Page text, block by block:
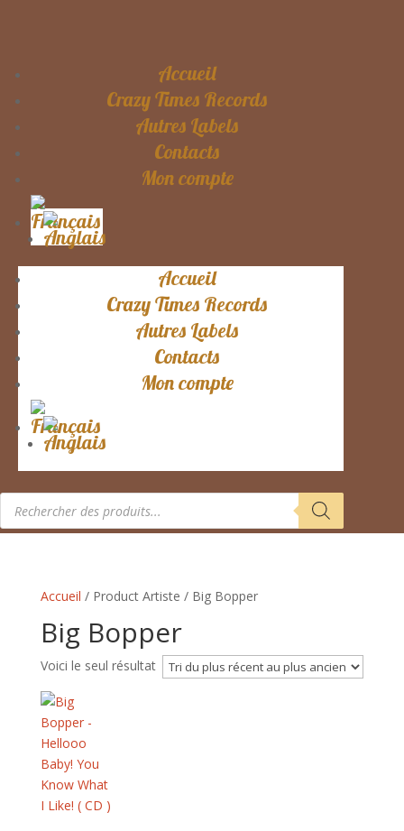
Accueil
Crazy Times Records
Autres Labels
Contacts
Mon compte
Accueil
Crazy Times Records
Autres Labels
Contacts
Mon compte
Recherche
produits
Accueil / Product Artiste / Big Bopper
Big Bopper
Voici le seul résultat